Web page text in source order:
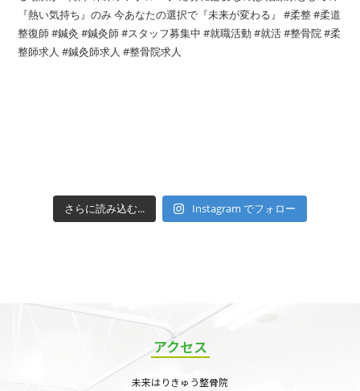
さらに読み込む... Instagram でフォロー
アクセス
未来はりきゅう整骨院